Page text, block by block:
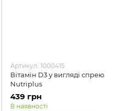
Артикул: 1000415
Вітамін D3 у вигляді спрею
Nutriplus
439 грн
В наявності